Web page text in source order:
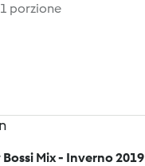
porzione
Mix - Inverno 2019